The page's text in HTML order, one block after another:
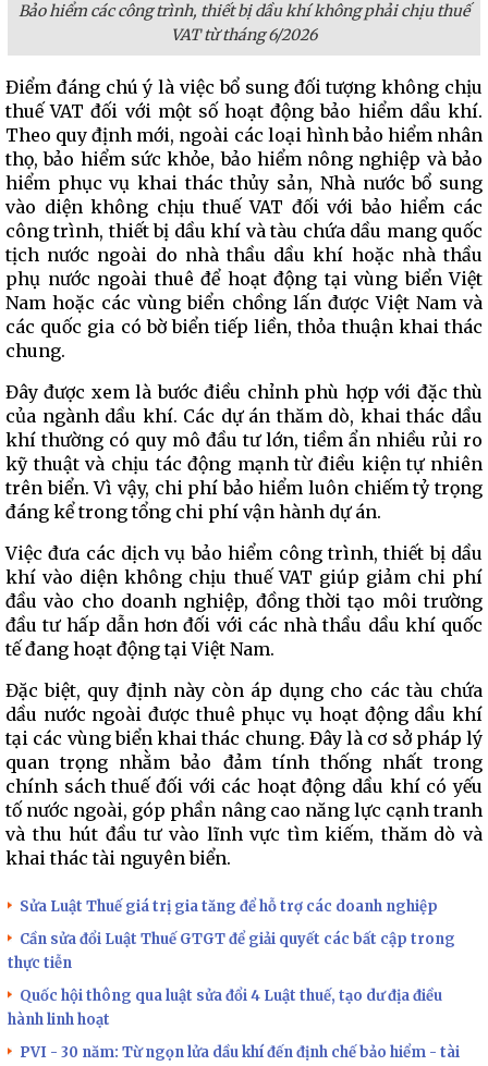
Bảo hiểm các công trình, thiết bị dầu khí không phải chịu thuế
VAT từ tháng 6/2026
Điểm đáng chú ý là việc bổ sung đối tượng không chịu
thuế VAT đối với một số hoạt động bảo hiểm dầu khí.
Theo quy định mới, ngoài các loại hình bảo hiểm nhân
thọ, bảo hiểm sức khỏe, bảo hiểm nông nghiệp và bảo
hiểm phục vụ khai thác thủy sản, Nhà nước bổ sung
vào diện không chịu thuế VAT đối với bảo hiểm các
công trình, thiết bị dầu khí và tàu chứa dầu mang quốc
tịch nước ngoài do nhà thầu dầu khí hoặc nhà thầu
phụ nước ngoài thuê để hoạt động tại vùng biển Việt
Nam hoặc các vùng biển chồng lấn được Việt Nam và
các quốc gia có bờ biển tiếp liền, thỏa thuận khai thác
chung.
Đây được xem là bước điều chỉnh phù hợp với đặc thù
của ngành dầu khí. Các dự án thăm dò, khai thác dầu
khí thường có quy mô đầu tư lớn, tiềm ẩn nhiều rủi ro
kỹ thuật và chịu tác động mạnh từ điều kiện tự nhiên
trên biển. Vì vậy, chi phí bảo hiểm luôn chiếm tỷ trọng
đáng kể trong tổng chi phí vận hành dự án.
Việc đưa các dịch vụ bảo hiểm công trình, thiết bị dầu
khí vào diện không chịu thuế VAT giúp giảm chi phí
đầu vào cho doanh nghiệp, đồng thời tạo môi trường
đầu tư hấp dẫn hơn đối với các nhà thầu dầu khí quốc
tế đang hoạt động tại Việt Nam.
Đặc biệt, quy định này còn áp dụng cho các tàu chứa
dầu nước ngoài được thuê phục vụ hoạt động dầu khí
tại các vùng biển khai thác chung. Đây là cơ sở pháp lý
quan trọng nhằm bảo đảm tính thống nhất trong
chính sách thuế đối với các hoạt động dầu khí có yếu
tố nước ngoài, góp phần nâng cao năng lực cạnh tranh
và thu hút đầu tư vào lĩnh vực tìm kiếm, thăm dò và
khai thác tài nguyên biển.
Sửa Luật Thuế giá trị gia tăng để hỗ trợ các doanh nghiệp
Cần sửa đổi Luật Thuế GTGT để giải quyết các bất cập trong
thực tiễn
Quốc hội thông qua luật sửa đổi 4 Luật thuế, tạo dư địa điều
hành linh hoạt
PVI - 30 năm: Từ ngọn lửa dầu khí đến định chế bảo hiểm - tài